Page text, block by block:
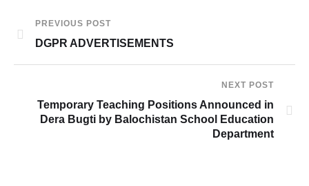
PREVIOUS POST
DGPR ADVERTISEMENTS
NEXT POST
Temporary Teaching Positions Announced in
Dera Bugti by Balochistan School Education
Department